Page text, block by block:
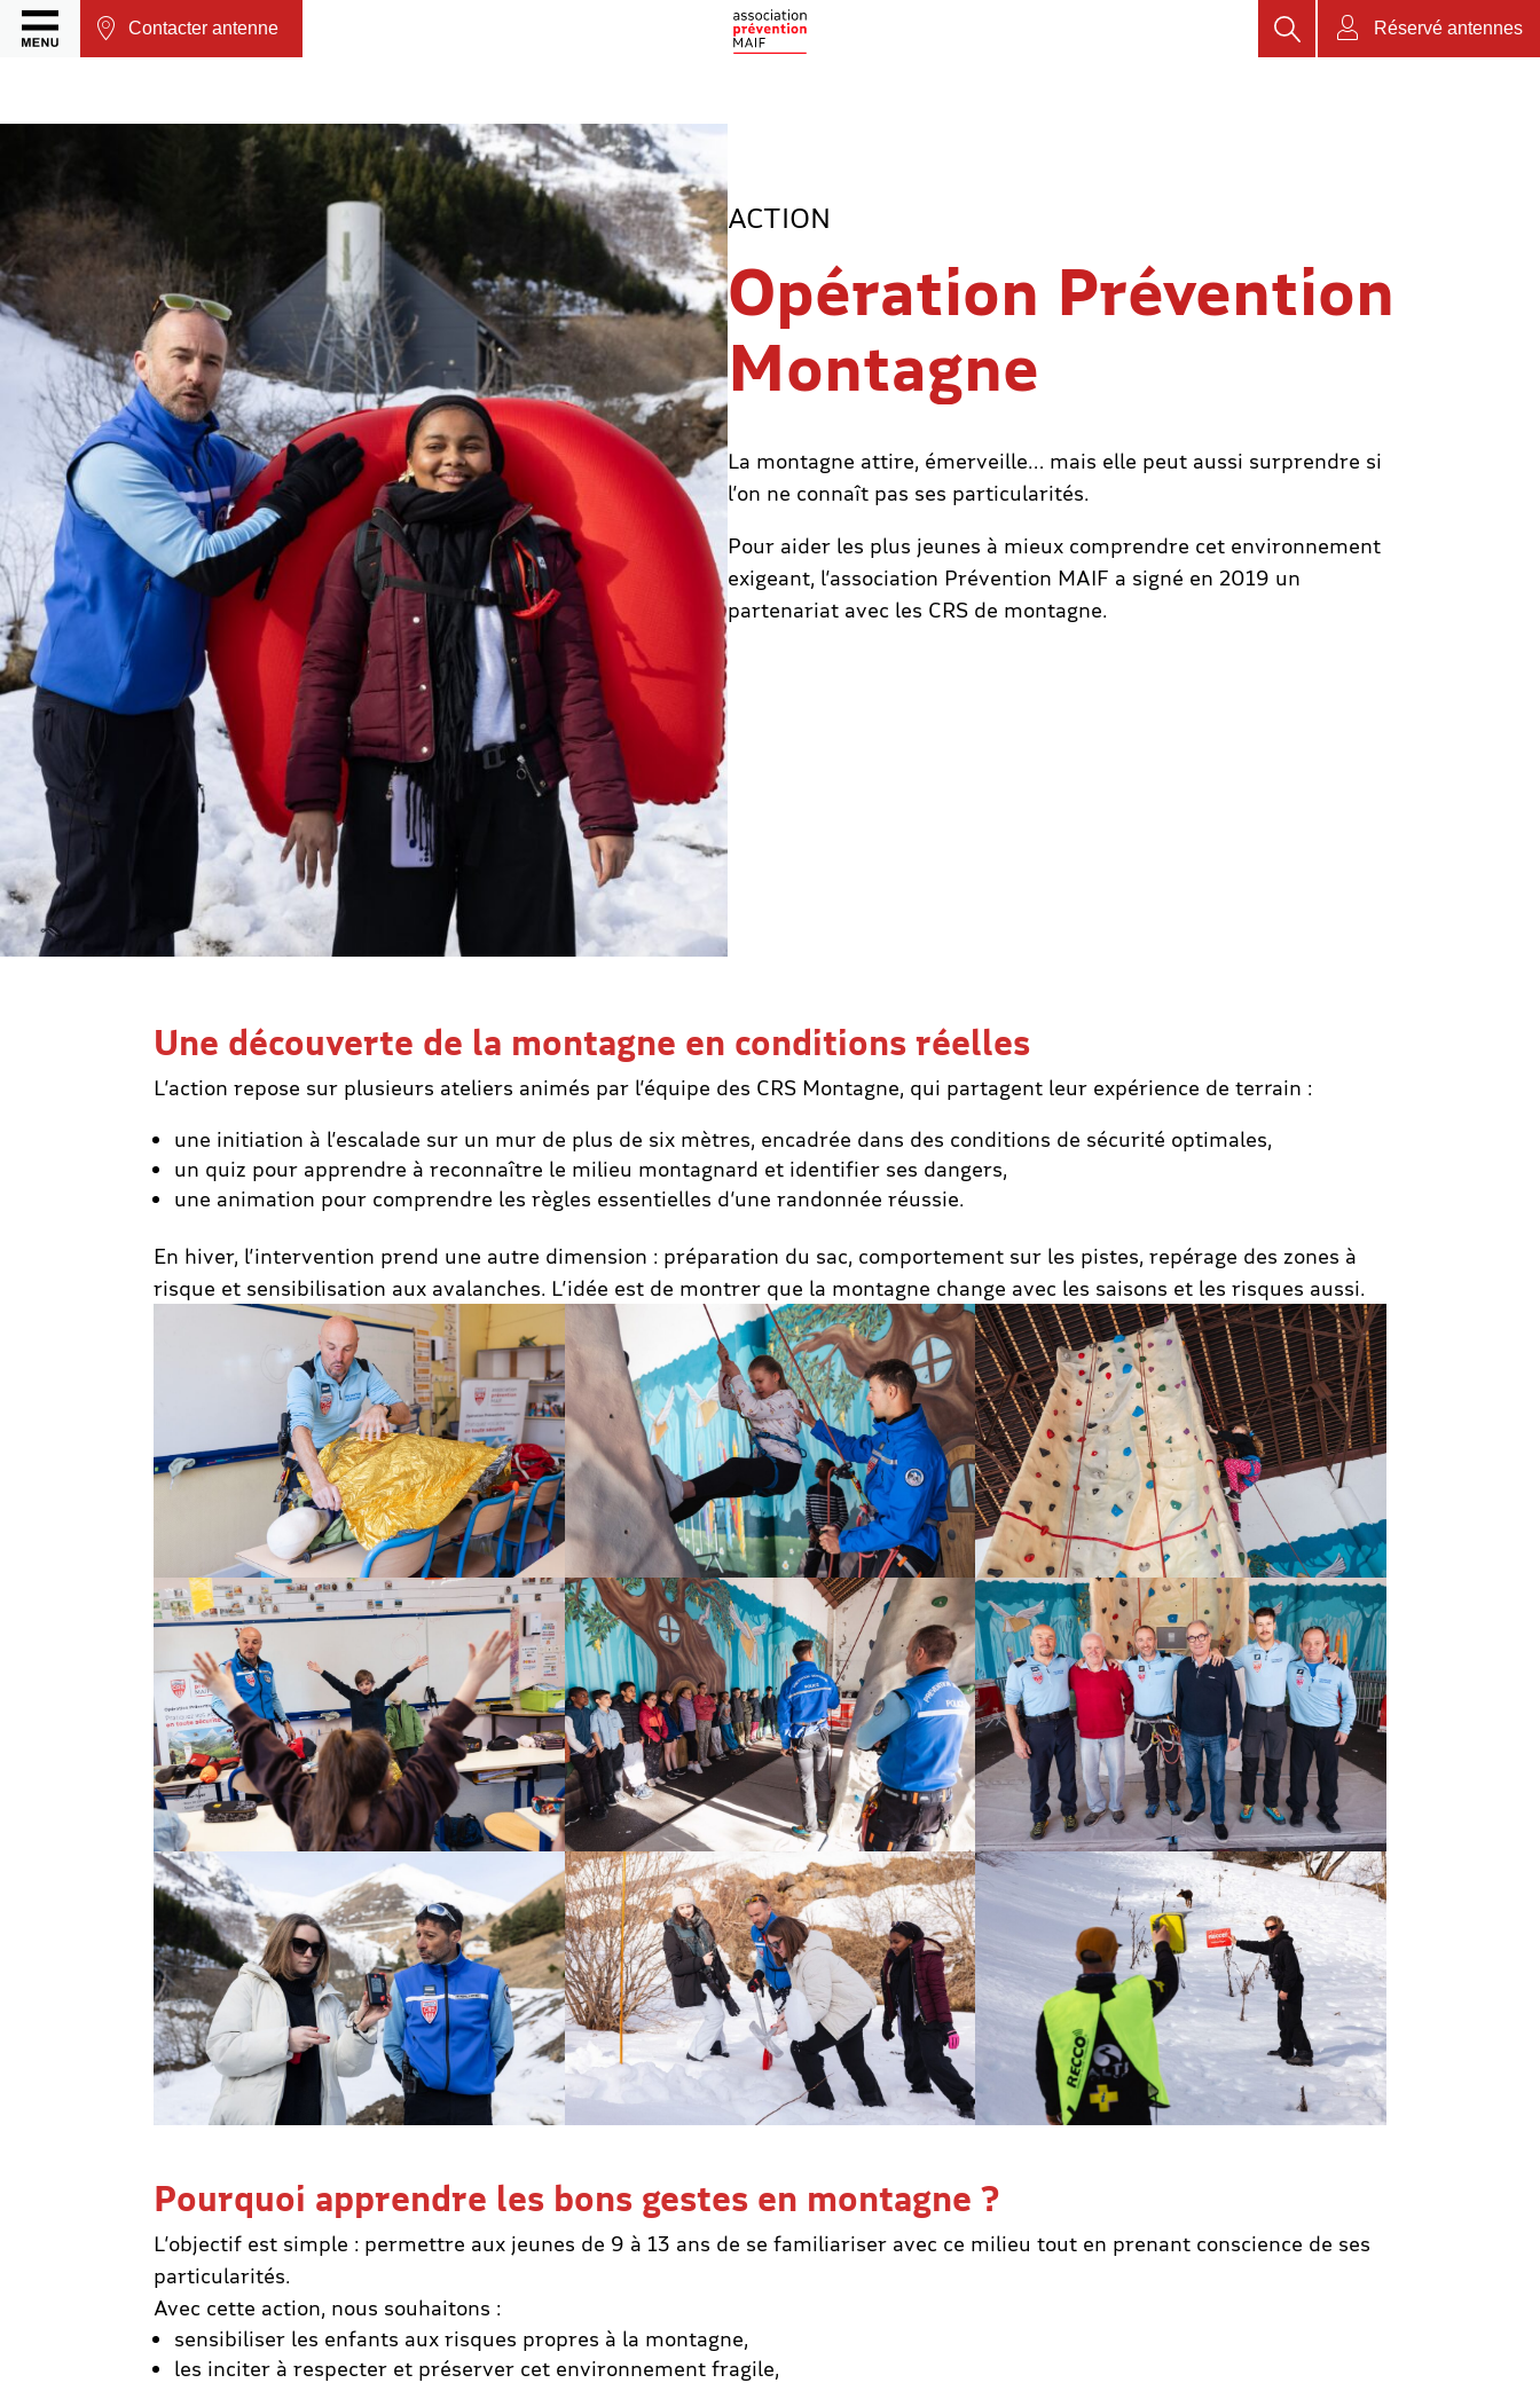
Contacter antenne Réservé antennes
Rechercher
ACTION
Opération Prévention
Montagne
La montagne attire, émerveille… mais elle peut aussi surprendre si
l’on ne connaît pas ses particularités.
Pour aider les plus jeunes à mieux comprendre cet environnement
exigeant, l’association Prévention MAIF a signé en 2019 un
partenariat avec les CRS de montagne.
Une découverte de la montagne en conditions réelles
L’action repose sur plusieurs ateliers animés par l’équipe des CRS Montagne, qui partagent leur expérience de terrain :
une initiation à l’escalade sur un mur de plus de six mètres, encadrée dans des conditions de sécurité optimales,
un quiz pour apprendre à reconnaître le milieu montagnard et identifier ses dangers,
une animation pour comprendre les règles essentielles d’une randonnée réussie.
En hiver, l’intervention prend une autre dimension : préparation du sac, comportement sur les pistes, repérage des zones à
risque et sensibilisation aux avalanches. L’idée est de montrer que la montagne change avec les saisons et les risques aussi.
Pourquoi apprendre les bons gestes en montagne ?
L’objectif est simple : permettre aux jeunes de 9 à 13 ans de se familiariser avec ce milieu tout en prenant conscience de ses
particularités.
Avec cette action, nous souhaitons :
sensibiliser les enfants aux risques propres à la montagne,
les inciter à respecter et préserver cet environnement fragile,